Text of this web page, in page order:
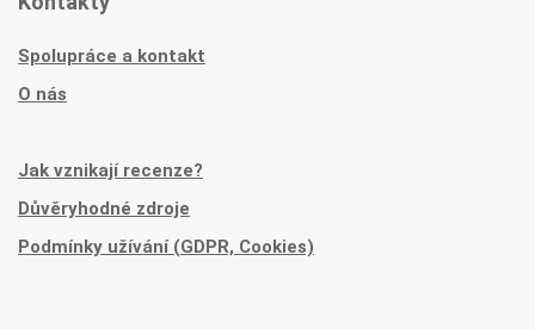
Spolupráce a kontakt
O nás
Jak vznikají recenze?
Důvěryhodné zdroje
Podmínky užívání (GDPR, Cookies)